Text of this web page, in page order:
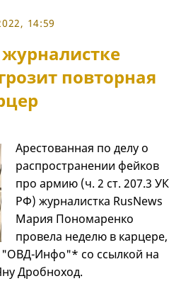
14:59
повторная
Арестованная по делу о
распространении фейков
про армию (ч. 2 ст. 207.3 УК
РФ) журналистка RusNews
Мария Пономаренко
провела неделю в карцере,
Инфо"* со ссылкой на
Дробноход.